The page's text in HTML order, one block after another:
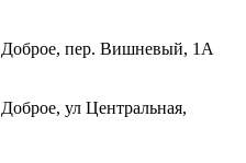
пер. Вишневый, 1А
ул Центральная,